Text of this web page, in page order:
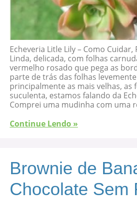
Echeveria Litle Lily – Como Cuidar,
Linda, delicada, com folhas
vermelho rosado que pega as
parte de trás das folhas
principalmente as mais velhas, as
suculenta, estamos falando da
Comprei uma mudinha com uma
Continue Lendo »
Brownie de
Chocolate Sem